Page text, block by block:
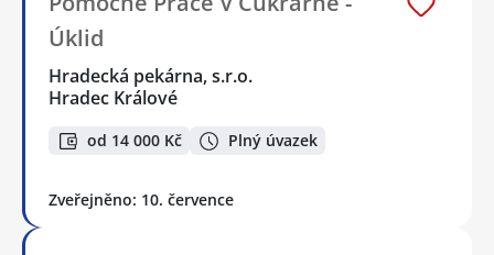
Úklid
Hradecká pekárna, s.r.o.
Hradec Králové
od 14 000 Kč Plný úvazek
Zveřejněno: 10. července